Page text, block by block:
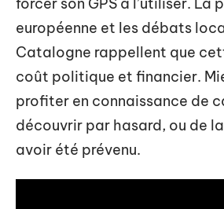
européenne et les débats
Catalogne rappellent que
coût politique et financier.
profiter en connaissance de
découvrir par hasard, ou de
avoir été prévenu.